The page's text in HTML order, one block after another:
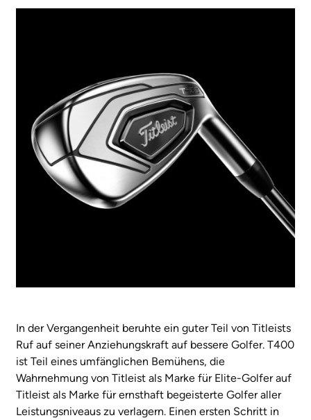
In der Vergangenheit beruhte ein guter Teil von Titleists
Ruf auf seiner Anziehungskraft auf bessere Golfer. T400
ist Teil eines umfänglichen Bemühens, die
Wahrnehmung von Titleist als Marke für Elite-Golfer auf
Titleist als Marke für ernsthaft begeisterte Golfer aller
Leistungsniveaus zu verlagern. Einen ersten Schritt in